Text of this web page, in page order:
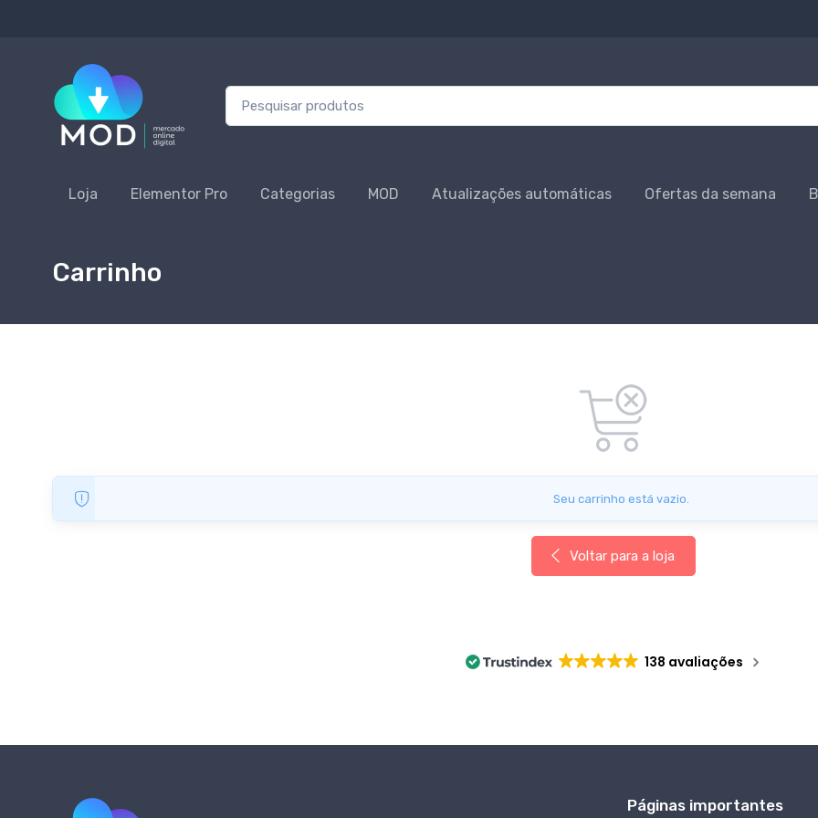
Procurar:
Loja Elementor Pro Categorias MOD Atualizações automáticas Ofertas da semana
Carrinho
Seu carrinho está vazio.
Voltar para a loja
138 avaliações
Páginas importantes